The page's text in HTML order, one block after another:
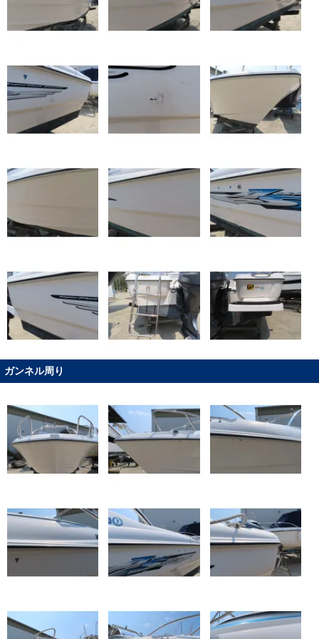
ガンネル周り